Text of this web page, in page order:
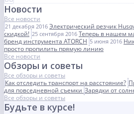
Новости
Все новости
21 декабря 2016 Электрический резчик
скидкой! 25 сентября 2016 Теперь в нашем
бренд инструмента ATORCH 5 июня 2016
просто пропилить прямую линию
Все новости
Обзоры и советы
Все обзоры и советы
Как отследить транспорт на расстояние?
для повседневной съемки Зарядки от
Все обзоры и советы
Будьте в курсе!